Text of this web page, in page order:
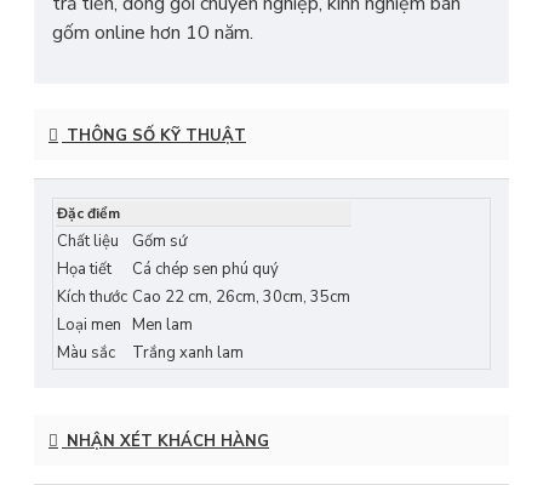
gốm online hơn 10 năm.
THÔNG SỐ KỸ THUẬT
Đặc điểm
Chất liệu
Gốm sứ
Họa tiết
Cá chép sen phú quý
Kích thước Cao 22 cm, 26cm, 30cm, 35cm
Loại men Men lam
Màu sắc
Trắng xanh lam
NHẬN XÉT KHÁCH HÀNG